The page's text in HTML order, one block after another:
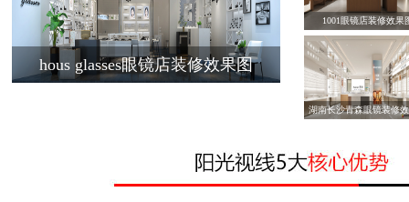
hous glasses眼镜店装修效果图
1001眼镜店装修效果
湖南长沙青森眼镜装修